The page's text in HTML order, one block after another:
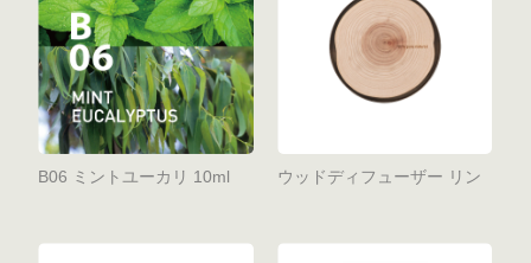
B06 ミントユーカリ 10ml ウッドディフューザー リン